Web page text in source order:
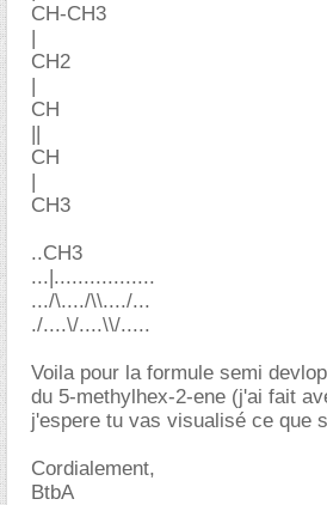
CH-CH3
|
CH2
|
CH
||
CH
|
CH3
..CH3
...|.................
.../\..../\\..../...
./....\/....\\/.....
Voila pour la formule semi
du 5-methylhex-2-ene (j'ai fait
j'espere tu vas visualisé ce que
Cordialement,
BtbA